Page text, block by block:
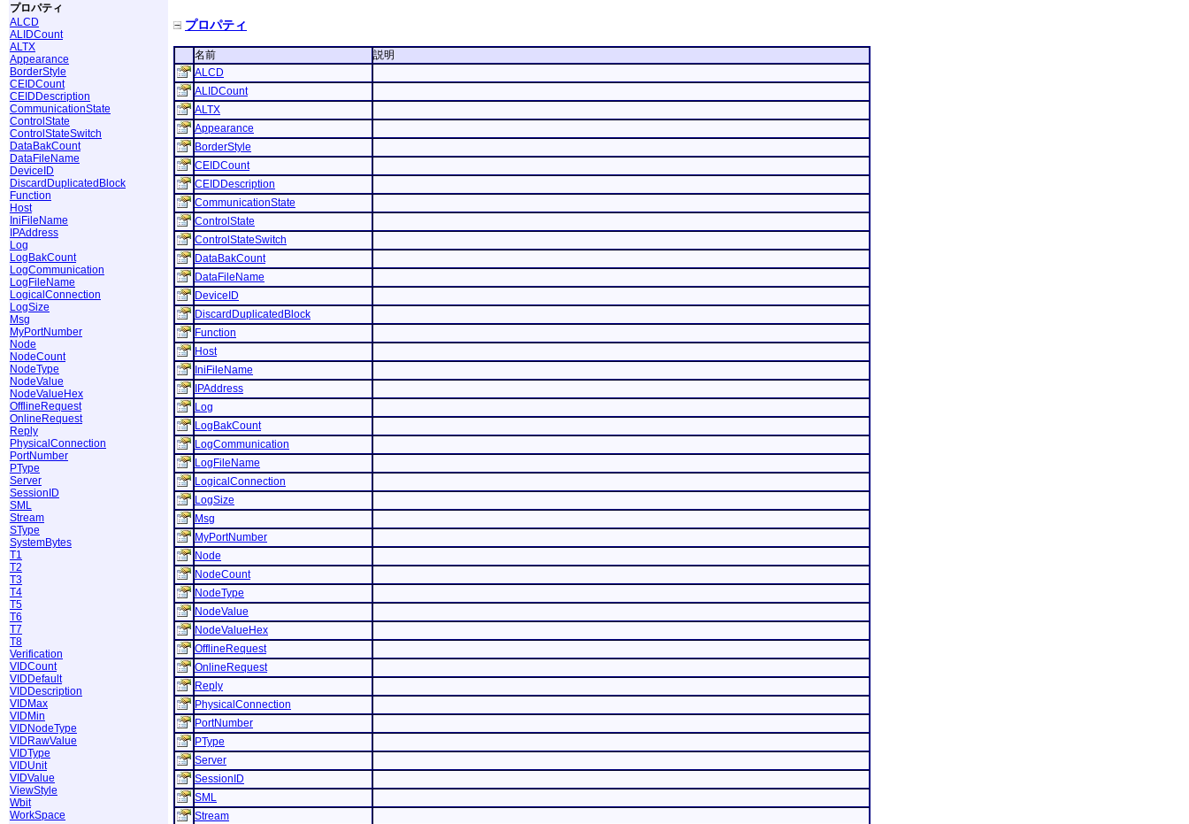
プロパティ
ALCD
ALIDCount
ALTX
Appearance
BorderStyle
CEIDCount
CEIDDescription
CommunicationState
ControlState
ControlStateSwitch
DataBakCount
DataFileName
DeviceID
DiscardDuplicatedBlock
Function
Host
IniFileName
IPAddress
Log
LogBakCount
LogCommunication
LogFileName
LogicalConnection
LogSize
Msg
MyPortNumber
Node
NodeCount
NodeType
NodeValue
NodeValueHex
OfflineRequest
OnlineRequest
Reply
PhysicalConnection
PortNumber
PType
Server
SessionID
SML
Stream
SType
SystemBytes
T1
T2
T3
T4
T5
T6
T7
T8
Verification
VIDCount
VIDDefault
VIDDescription
VIDMax
VIDMin
VIDNodeType
VIDRawValue
VIDType
VIDUnit
VIDValue
ViewStyle
Wbit
WorkSpace
プロパティ
名前
説明
ALCD
ALIDCount
ALTX
Appearance
BorderStyle
CEIDCount
CEIDDescription
CommunicationState
ControlState
ControlStateSwitch
DataBakCount
DataFileName
DeviceID
DiscardDuplicatedBlock
Function
Host
IniFileName
IPAddress
Log
LogBakCount
LogCommunication
LogFileName
LogicalConnection
LogSize
Msg
MyPortNumber
Node
NodeCount
NodeType
NodeValue
NodeValueHex
OfflineRequest
OnlineRequest
Reply
PhysicalConnection
PortNumber
PType
Server
SessionID
SML
Stream